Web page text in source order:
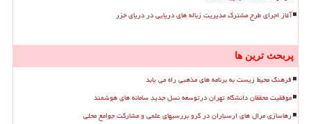
آغاز اجرای طرح مشترک مدیریت زباله های دریایی در دریای خزر
پربحث ترین ها
فرهنگ محیط زیست به برنامه های مذهبی راه می یابد
موفقیت محققان دانشگاه تهران درتوسعه نسل جدید سامانه های هوشمند
رهاسازی مرال های ارسباران در گرو بررسیهای علمی و مشارکت جوامع محلی